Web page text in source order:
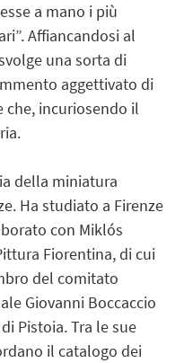
a mano i più
Affiancandosi al
una sorta di
aggettivato di
che, incuriosendo il
della miniatura
Ha studiato a Firenze
con Miklós
Fiorentina, di cui
del comitato
Giovanni Boccaccio
Pistoia. Tra le sue
il catalogo dei